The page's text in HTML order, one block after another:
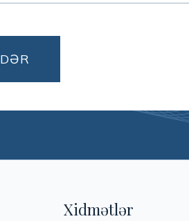
Xidmətlər